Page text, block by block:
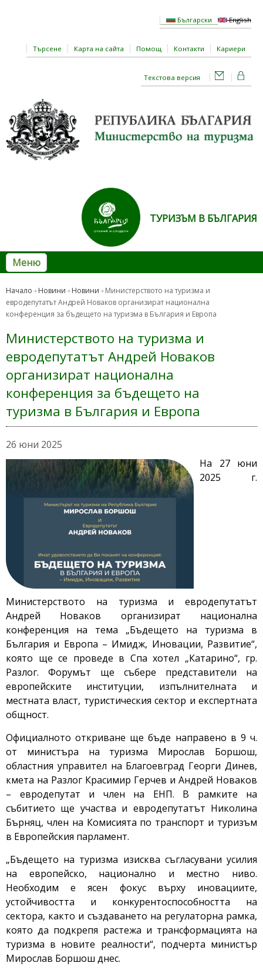
Български English
Търсене Карта на сайта Помощ Контакти Кариери
Текстова версия
ТУРИЗЪМ В БЪЛГАРИЯ
Меню
Начало Новини Новини
Министерството на туризма и
евродепутатът Андрей Новаков организират национална
конференция за бъдещето на туризма в България и Европа
Министерството на туризма и
евродепутатът Андрей Новаков
организират национална
конференция за бъдещето на
туризма в България и Европа
26 юни 2025
На 27 юни
2025 г.
Министерството на туризма и евродепутатът
Андрей Новаков организират национална
конференция на тема „Бъдещето на туризма в
България и Европа – Имидж, Иновации, Развитие“,
която ще се проведе в Спа хотел „Катарино“, гр.
Разлог. Форумът ще събере представители на
европейските институции, изпълнителната и
местната власт, туристическия сектор и експертната
общност.
Официалното откриване ще бъде направено в 9 ч.
от министъра на туризма Мирослав Боршош,
областния управител на Благоевград Георги Динев,
кмета на Разлог Красимир Герчев и Андрей Новаков
– евродепутат и член на ЕНП. В рамките на
събитието ще участва и евродепутатът Николина
Бърняц, член на Комисията по транспорт и туризъм
в Европейския парламент.
„Бъдещето на туризма изисква съгласувани усилия
на европейско, национално и местно ниво.
Необходим е ясен фокус върху иновациите,
устойчивостта и конкурентоспособността на
сектора, както и създаването на регулаторна рамка,
която да подкрепя растежа и трансформацията на
туризма в новите реалности“, подчерта министър
Мирослав Боршош днес.